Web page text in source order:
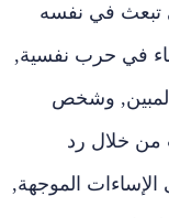
تبعث في نفسه
في حرب نفسية,
المبين, وشخص
من خلال رد
الموجهة,